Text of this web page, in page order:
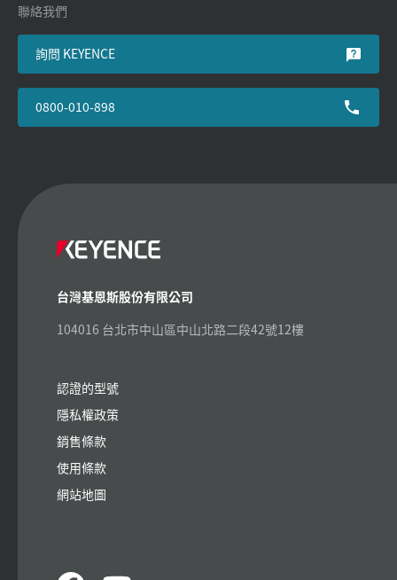
聯絡我們
詢問 KEYENCE
0800-010-898
台灣基恩斯股份有限公司
104016 台北市中山區中山北路二段42號12樓
認證的型號
隱私權政策
銷售條款
使用條款
網站地圖